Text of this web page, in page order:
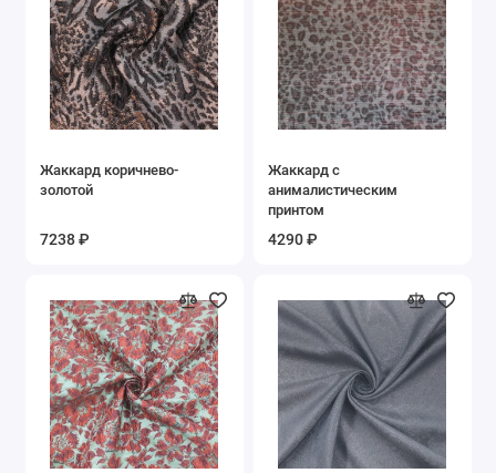
Жаккард коричнево-
золотой
7238 ₽
Жаккард с
анималистическим
принтом
4290 ₽